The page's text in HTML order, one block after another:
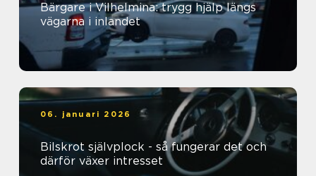
Bärgare i Vilhelmina: trygg hjälp längs
vägarna i inlandet
06. januari 2026
Bilskrot självplock - så fungerar det och
därför växer intresset